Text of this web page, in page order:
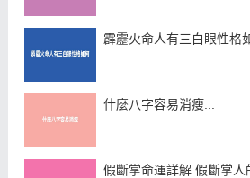
霹靂火命人有三白眼性格
什麼八字容易消瘦...
假斷掌命運詳解 假斷掌人